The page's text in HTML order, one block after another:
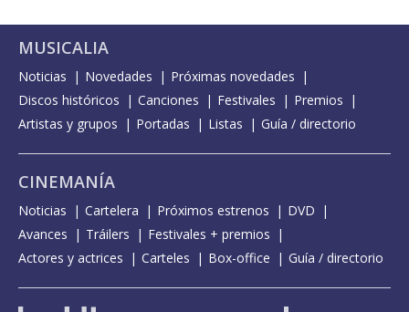
MUSICALIA
Noticias Novedades
Próximas novedades
Discos históricos
Canciones Festivales
Premios
Artistas y grupos
Portadas Listas Guía / directorio
CINEMANÍA
Noticias Cartelera Próximos estrenos
DVD
Avances
Tráilers
Festivales + premios
Actores y actrices
Carteles Box-office Guía / directorio